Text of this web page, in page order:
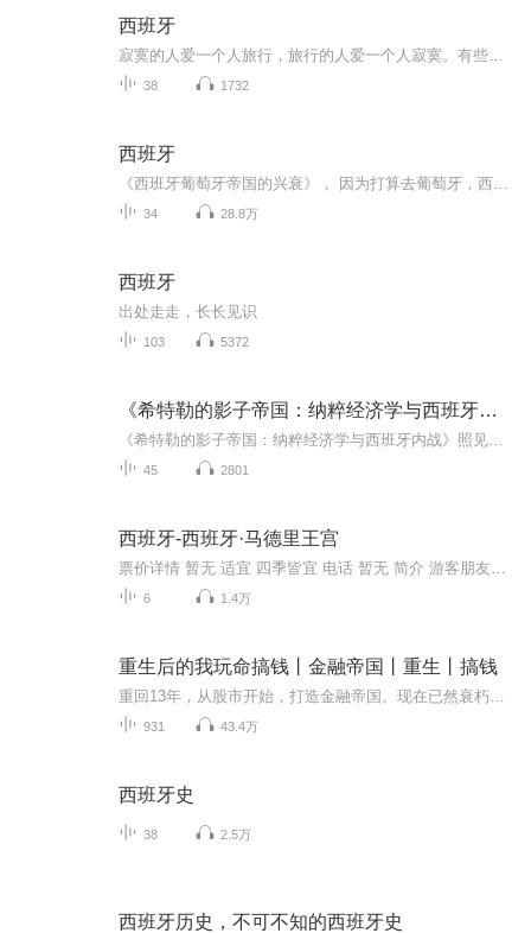
西班牙
38 1732
西班牙
34 28.8万
西班牙
出处走走，长长见识
103 5372
《希特勒的影子帝国：纳粹经济学与西班牙内战》987
45 2801
西班牙-西班牙·马德里王宫
6 1.4万
重生后的我玩命搞钱丨金融帝国丨重生丨搞钱
931 43.4万
西班牙史
38 2.5万
西班牙历史，不可不知的西班牙史